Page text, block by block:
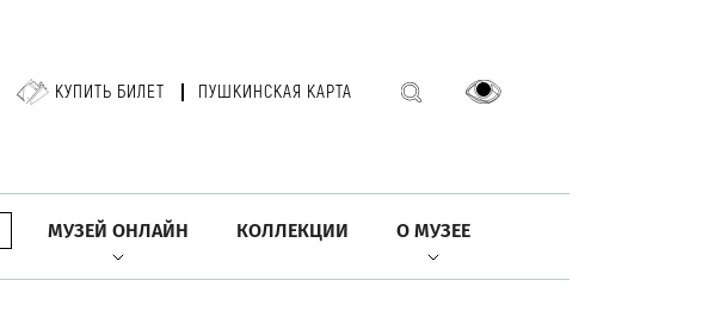
КУПИТЬ БИЛЕТ ПУШКИНСКАЯ КАРТА
МУЗЕЙ ОНЛАЙН КОЛЛЕКЦИИ О МУЗЕЕ